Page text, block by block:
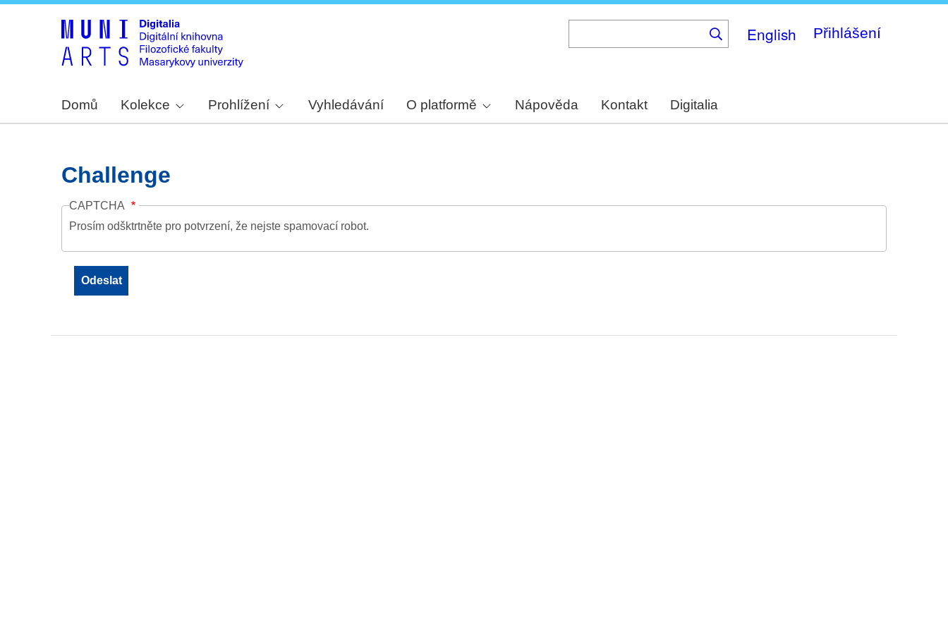
English Přihlášení
Domů Kolekce Prohlížení Vyhledávání O platformě Nápověda Kontakt Digitalia
Challenge
CAPTCHA
Prosím odšktrtněte pro potvrzení, že nejste spamovací robot.